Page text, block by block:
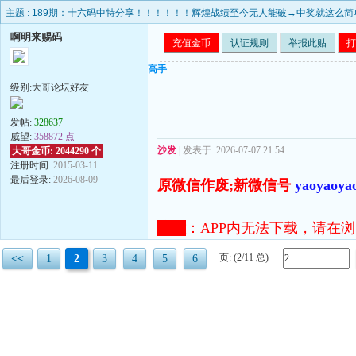
主题 : 189期：十六码中特分享！！！！！！辉煌战绩至今无人能破→中奖就这么简
啊明来赐码
级别:大哥论坛好友
发帖: 328637
威望: 358872 点
大哥金币: 2044290 个
注册时间: 2015-03-11
最后登录: 2026-08-09
充值金币 认证规则 举报此贴
高手
沙发 | 发表于: 2026-07-07 21:54
原微信作废;新微信号
： APP内无法下载，请在
<< 1 2 3 4 5 6 页: (2/11 总)